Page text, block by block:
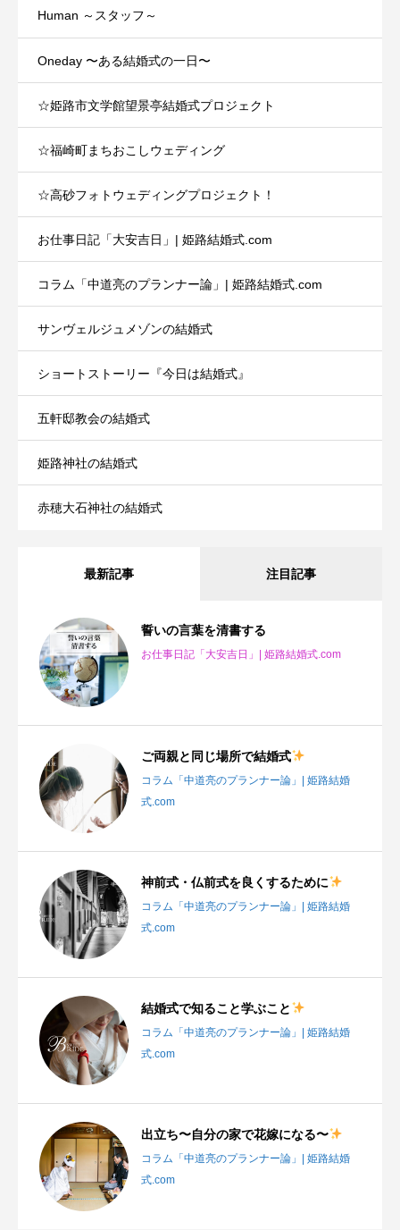
Human ～スタッフ～
Oneday 〜ある結婚式の一日〜
☆姫路市文学館望景亭結婚式プロジェクト
☆福崎町まちおこしウェディング
☆高砂フォトウェディングプロジェクト！
お仕事日記「大安吉日」| 姫路結婚式.com
コラム「中道亮のプランナー論」| 姫路結婚式.com
サンヴェルジュメゾンの結婚式
ショートストーリー『今日は結婚式』
五軒邸教会の結婚式
姫路神社の結婚式
赤穂大石神社の結婚式
最新記事 注目記事
誓いの言葉を清書する
お仕事日記「大安吉日」| 姫路結婚式.com
ご両親と同じ場所で結婚式
コラム「中道亮のプランナー論」| 姫路結婚
式.com
神前式・仏前式を良くするために
コラム「中道亮のプランナー論」| 姫路結婚
式.com
結婚式で知ること学ぶこと
コラム「中道亮のプランナー論」| 姫路結婚
式.com
出立ち〜自分の家で花嫁になる〜
コラム「中道亮のプランナー論」| 姫路結婚
式.com